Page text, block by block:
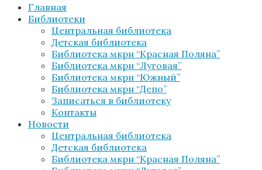
Главная
Библиотеки
Центральная библиотека
Детская библиотека
Библиотека мкрн “Красная Поляна”
Библиотека мкрн “Луговая”
Библиотека мкрн “Южный”
Библиотека мкрн “Депо”
Записаться в библиотеку
Контакты
Новости
Центральная библиотека
Детская библиотека
Библиотека мкрн “Красная Поляна”